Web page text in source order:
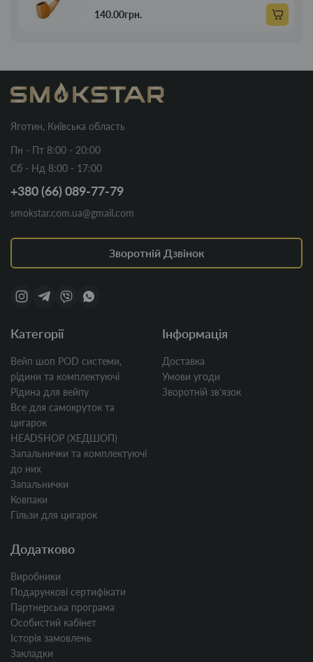
140.00грн.
Яготин, Київська область
Пн - Пт 8:00 - 20:00
Сб - Нд 8:00 - 17:00
+380 (66) 089-77-79
smokstar.com.ua@gmail.com
Зворотній Дзвінок
Категорії
Вейп шоп POD системи,
рідини та комплектуючі
Рідина для вейпу
Все для самокруток та
цигарок
HEADSHOP (ХЕДШОП)
Запальнички та комплектуючі
до них
Запальнички
Ковпаки
Гільзи для цигарок
Інформація
Доставка
Умови угоди
Зворотній звʼязок
Додатково
Виробники
Подарункові сертифікати
Партнерська програма
Особистий кабінет
Історія замовлень
Закладки